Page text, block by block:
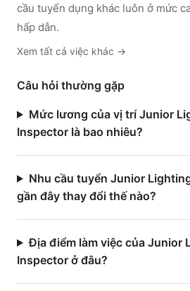
cầu tuyển dụng khác luôn ở mức
hấp dẫn.
Xem tất cả việc khác →
Câu hỏi thường gặp
Mức lương của vị trí Junior
Inspector là bao nhiêu?
Nhu cầu tuyển Junior
gần đây thay đổi thế nào?
Địa điểm làm việc của Junior
Inspector ở đâu?